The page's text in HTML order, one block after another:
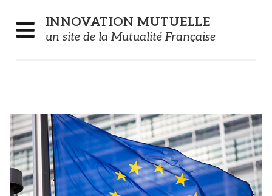
INNOVATION MUTUELLE
un site de la Mutualité Française